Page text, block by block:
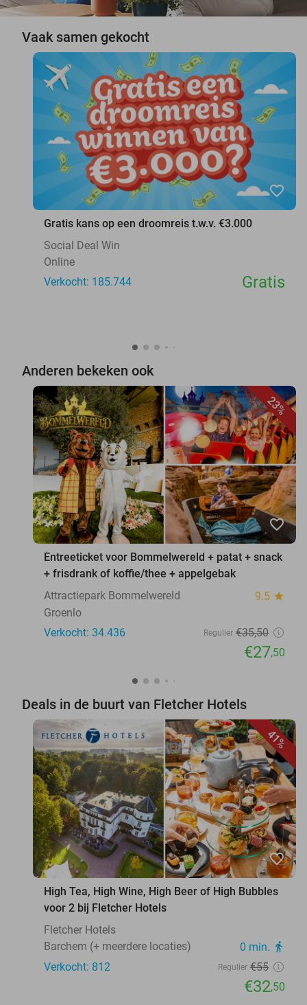
Vaak samen gekocht
favorite_border
Gratis kans op een droomreis t.w.v. €3.000
Social Deal Win
Online
Verkocht: 185.744
Gratis
Anderen bekeken ook
23%
favorite_border
Entreeticket voor Bommelwereld + patat + snack
+ frisdrank of koffie/thee + appelgebak
Attractiepark Bommelwereld
9.5 star
Groenlo
Verkocht: 34.436
Regulier €35,50
€27,50
Deals in de buurt van Fletcher Hotels
41%
favorite_border
High Tea, High Wine, High Beer of High Bubbles
voor 2 bij Fletcher Hotels
Fletcher Hotels
Barchem (+ meerdere locaties)
0 min. directions_walk
Verkocht: 812 Regulier €55
€32,50